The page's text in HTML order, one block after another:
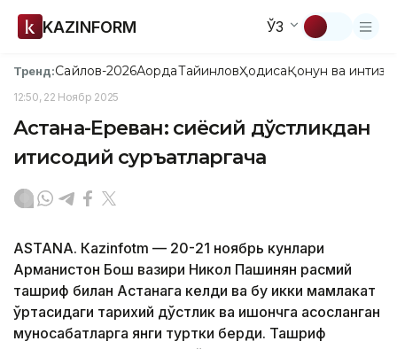
KAZINFORM ЎЗ
Тренд:Сайлов-2026АқордаТайинловҲодисаҚонун ва
12:50, 22 Ноябр 2025
Астана-Ереван: сиёсий дўстликдан
иқтисодий суръатларгача
ASTANА. Кazinfotm — 20-21 ноябрь кунлари
Арманистон Бош вазири Никол Пашинян расмий
ташриф билан Астанага келди ва бу икки мамлакат
ўртасидаги тарихий дўстлик ва ишончга асосланган
муносабатларга янги туртки берди. Ташриф